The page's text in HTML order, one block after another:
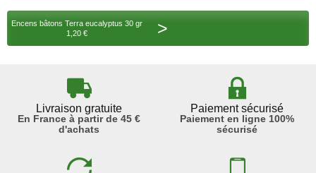
Encens bâtons Terra eucalyptus 30 gr
1,20 €
>
Livraison gratuite
En France à partir de 45 €
d'achats
Paiement sécurisé
Paiement en ligne 100%
sécurisé